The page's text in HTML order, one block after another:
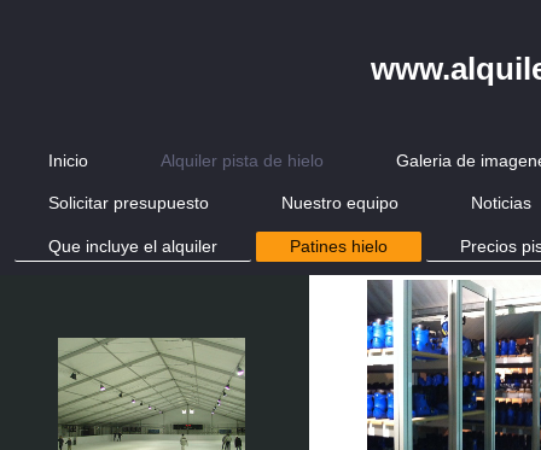
Inicio Alquiler pista de hielo Galeria de
Solicitar presupuesto Nuestro equipo Noticias
Que incluye el alquiler Patines hielo Precios